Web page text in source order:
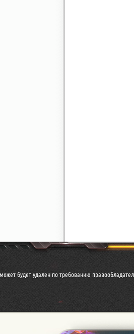
будет удален по требованию